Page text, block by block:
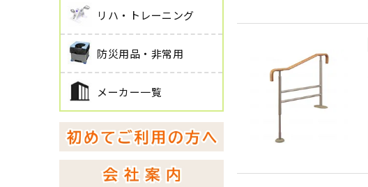
リハ・トレーニング
防災用品・非常用
メーカー一覧